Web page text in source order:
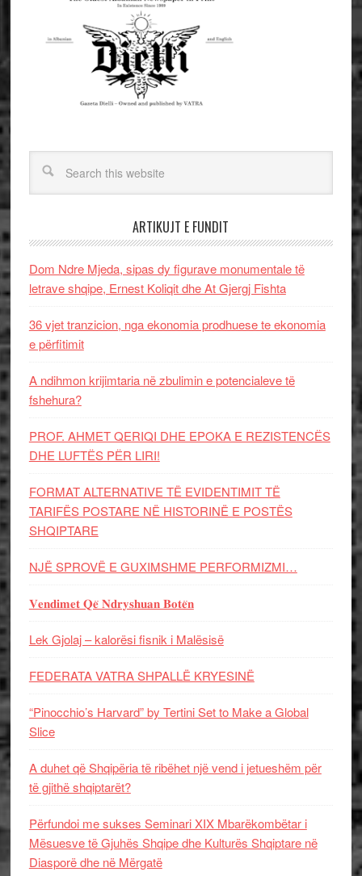
ARTIKUJT E FUNDIT
Dom Ndre Mjeda, sipas dy figurave monumentale të
letrave shqipe, Ernest Koliqit dhe At Gjergj Fishta
36 vjet tranzicion, nga ekonomia prodhuese te ekonomia
e përfitimit
A ndihmon krijimtaria në zbulimin e potencialeve të
fshehura?
PROF. AHMET QERIQI DHE EPOKA E REZISTENCЁS
DHE LUFTЁS PЁR LIRI!
FORMAT ALTERNATIVE TË EVIDENTIMIT TË
TARIFËS POSTARE NË HISTORINË E POSTËS
SHQIPTARE
NJË SPROVË E GUXIMSHME PERFORMIZMI…
𝐕𝐞𝐧𝐝𝐢𝐦𝐞𝐭 𝐐𝐞̈ 𝐍𝐝𝐫𝐲𝐬𝐡𝐮𝐚𝐧 𝐁𝐨𝐭𝐞̈𝐧
Lek Gjolaj – kalorësi fisnik i Malësisë
FEDERATA VATRA SHPALLË KRYESINË
“Pinocchio’s Harvard” by Tertini Set to Make a Global
Slice
A duhet që Shqipëria të ribëhet një vend i jetueshëm për
të gjithë shqiptarët?
Përfundoi me sukses Seminari XIX Mbarëkombëtar i
Mësuesve të Gjuhës Shqipe dhe Kulturës Shqiptare në
Diasporë dhe në Mërgatë